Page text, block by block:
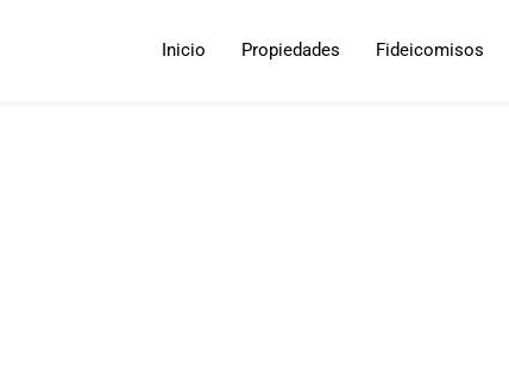
Inicio Propiedades Fideicomisos